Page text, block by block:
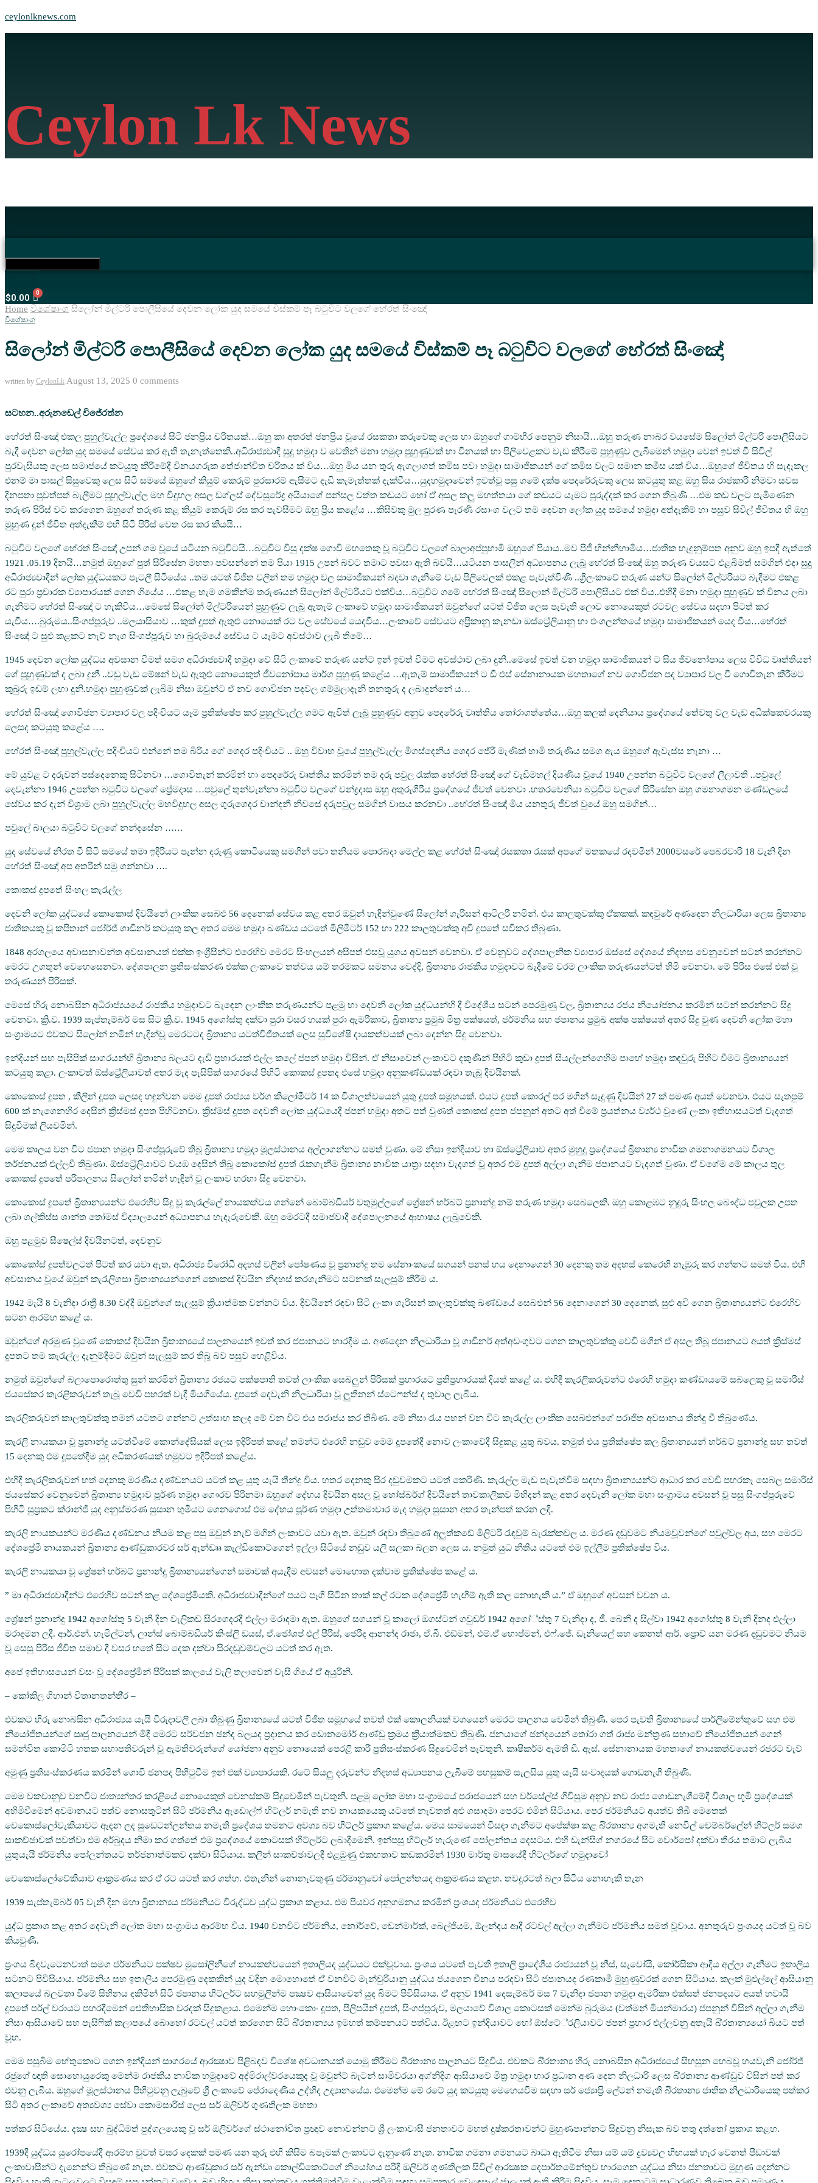
ceylonlknews.com
Ceylon Lk News
$0.00
Home විශේෂාංග සිලෝන් මිල්ටරි පොලීසියේ දෙවන ලෝක යුද සමයේ විස්කම් පෑ බටුවිට වලගේ හේරත් සිංඤෝ
විශේෂාංග
සිලෝන් මිල්ටරි පොලීසියේ දෙවන ලෝක යුද සමයේ විස්කම් පෑ බටුවිට වලගේ හේරත් සිංඤෝ
written by CeylonLk August 13, 2025 0 comments
සටහන..අරුනඩෙල් විජේරත්න
හේරත් සිංඤෝ එකල පුහුල්වැල්ල ප්‍රදේශයේ සිටි ජනප්‍රිය චරිතයක්…ඔහු කා අතරත් ජනප්‍රිය වූයේ රසකතා කරුවෙකු ලෙස හා ඔහුගේ ගාම්භීර පෙනුම නිසායි…ඔහු තරුණ නාබර වයසේම සිලෝන් මිල්ටරි පොලීසියට
බැදී දෙවන ලෝක යුද සමයේ සේවය කර ඇති තැනැත්තෙකි..අධිරාජ්‍යවාදී සුදු හමුදා ව වෙතින් මනා හමුදා පුහුණුවක් හා විනයක් හා පිලිවෙළකට වැඩ කිරීමේ පුහුණුව ලැබීමෙන් හමුදා වෙන් ඉවත් වී සිවිල්
පුරවැසියකු ලෙස සමාජයේ කටයුතු කිරීමේදී විනයගරුක තේජාන්විත චරිතය ක් විය…ඔහු මිය යන තුරු ඇගලාගත් කමිස පවා හමුදා සාමාජිකයන් ගේ කමිස වලට සමාන කමීස යක් විය…ඔහුගේ ජීවිතය හි සැදෑකල
එනම් මා පාසල් සිසුවෙකු ලෙස සිටි සමයේ ඔහුගේ කියුම් කෙරුම් පුරසාරම් ඇසීමට දැඩි කැමැත්තක් දැක්වීය…යුදහමුදාවෙන් ඉවත්වූ පසු ගමේ දක්ෂ පෙදරේරුවකු ලෙස කටයුතු කළ ඔහු සිය රාජකාරි නිමවා සවස
දිනපතා පුවත්පත් බැලීමට පුහුල්වැල්ල මහ විදුහල අසල ඩග්ලස් දේවසුරේද්‍ර අයියාගේ පන්සල වත්ත කඩයට හෝ ඒ අසල කලු මහත්තයා ගේ කඩයට යෑමට පුරුද්දක් කර ගෙන තිබුණි …එම කඩ වලට පැමිණෙන
තරුණ පිරිස් වට කරගෙන ඔහුගේ තරුණ කළ කියුම් කෙරුම් රස කර පැවසීමට ඔහු ප්‍රිය කළේය …කිසිවකු මුල පුරණ පැරණි රසාංග වලට තම දෙවන ලෝක යුද සමයේ හමුදා අත්දැකීම් හා පසුව සිවිල් ජීවිතය හි ඔහු
මුහුණ දුන් ජීවිත අත්දැකීම් එහි සිටි පිරිස් වෙත රස කර කියයි…
බටුවිට වලගේ හේරත් සිංඤෝ උපන් ගම වූයේ යටියන බටුවිටයි…බටුවිට විසු දක්ෂ ගොවි මහතෙකු වූ බටුවිට වලගේ බාලාඅප්පුහාමි ඔහුගේ පියාය..මව පීජී හින්නීහාමිය…ජාතික හැදුනුම්පත අනුව ඔහු ඉපදී ඇත්තේ
1921 .05.19 දිනයි…නමුත් ඔහුගේ පුත් සිරිසේන මහතා පවසන්නේ තම පියා 1915 උපන් බවට තමාට පවසා ඇති බවයි…යටියන පාසලින් අධ්‍යාපනය ලැබූ හේරත් සිංඤෝ ඔහු තරුණ වයසට එළබීමත් සමගින් එදා සුදු
අධිරාජ්‍යවාදීන් ලෝක යුද්ධයකට පැටලී සිටියේය ..තම යටත් විජිත වලින් තම හමුදා වල සාමාජිකයන් බදවා ගැනීමේ වැඩ පිලිවෙලක් එකළ පැවැත්විණි ..ශ්‍රීලංකාවේ තරුණ යන්ට සිලෝන් මිල්ටරියට බැදීමට එකළ
රට පුරා ප්‍රචාරක ව්‍යාපාරයක් ගෙන ගියේය …එකළ හැම ගමකින්ම තරුණයන් සිලෝන් මිල්ටරියට එක්විය…බටුවිට ගමේ හේරත් සිංඤෝ සිලොන් මිල්ටරි පොලීසියට එක් විය..එහිදී මනා හමුදා පුහුණුව ක් විනය ලබා
ගැනීමට හේරත් සිංඤෝ ට හැකිවිය…මෙසේ සිලෝන් මිල්ටරියෙන් පුහුණුව ලැබූ ඇතැම් ලංකාවේ හමුදා සාමාජිකයන් ඔවුන්ගේ යටත් විජිත ලෙස පැවැති ලොව නොයෙකුත් රටවල සේවය සදහා පිටත් කර
යැවීය….බුරුමය..සිංගප්පූරුව ..මලයාසියාව …කුක් දූපත් ඇතුළු නොයෙක් රට වල සේවයේ යෙදවීය…ලංකාවේ සේවයට අප්‍රිකානු කැනඩා ඔස්ට්‍රේලියානු හා එංගලන්තයේ හමුදා සාමාජිකයන් යෙද වීය…හේරත්
සිංඤෝ ට සුළු කළකට නැව් නැග සිංගප්පූරුව හා බුරුමයේ සේවය ට යෑමට අවස්ථාව ලැබී තිමේ…
1945 දෙවන ලෝක යුද්ධය අවසාන වීමත් සමග අධිරාජ්‍යවාදී හමුදා වේ සිටි ලංකාවේ තරුණ යන්ට ඉන් ඉවත් වීමට අවස්ථාව ලබා දුනී..මෙසේ ඉවත් වන හමුදා සාමාජිකයන් ට සිය ජීවනෝපාය ලෙස විවිධ වෘත්තීයන්
ගේ පුහුණුවක් ද ලබා දුනී ..වඩු වැඩ මේෂන් වැඩ ඇතුළු නොයෙකුත් ජීවනෝපාය මාර්ග පුහුණු කළේය …ඇතැම් සාමාජිකයන් ට ඩී එස් සේනානායක මහතාගේ නව ගොවිජන පද ව්‍යාපාර වල වී ගොවිතැන කීරීමට
කුබුරු ඉඩම් ලභා දුනි.හමුදා පුහුණුවක් ලැබීම නිසා ඔවුන්ට ඒ නව ගොවිජන පදවල ගම්මුලාදෑනි තනතුරු ද ලබාදුන්නේ ය…
හේරත් සිංඤෝ ගොවිජන ව්‍යාපාර වල පදිංචියට යෑම ප්‍රතික්ෂේප කර පුහුල්වැල්ල ගමට ඇවිත් ලෑබූ පුහුණුව අනුව පෙදරේරු වෘත්තිය තෝරාගත්තේය…ඔහු කලක් දෙනියාය ප්‍රදේශයේ තේවතු වල වැඩ අධීක්ෂකවරයකු
ලෙසද කටයුතු කළේය ….
හේරත් සිංඤෝ පුහුල්වැල්ල පදිංචියට එන්නේ තම බිරිය ගේ ගෙදර පදිංචියට .. ඔහු විවාහ වූයේ පුහුල්වැල්ල මීගස්දෙනිය ගෙදර ජේරී මැණික් හාමි තරුණිය සමග ඇය ඔහුගේ ඇවැස්ස නෑනා …
මේ යුවළ ට දරුවන් පස්දෙනෙකු සිටිනවා …ගොවිතැන් කරමින් හා පෙදරේරු වෘත්තීය කරමින් තම දරු පවුල රැක්ක හේරත් සිංඤෝ ගේ වැඩිමහල් දියණිය වූයේ 1940 උපන්න බටුවිට වලගේ ලීලාවතී ..පවුලේ
දෙවැන්නා 1946 උපන්න බටුවිට වලගේ ප්‍රේමදාස …පවුලේ තුන්වැන්නා බටුවිට වලගේ චන්ද්‍රදාස ඔහු අතුරුගිරිය ප්‍රදේශයේ ජීවත් වෙනවා .හතරවෙනියා බටුවිට වලගේ සිරිසේන ඔහු ගමනාගමන මණ්ඩලයේ
සේවය කර දැන් විශ්‍රාම ලබා පුහුල්වැල්ල මහවිදුහල අසල ගුරුගෙදර චාන්දනී නිවසේ දරුපවුල සමගින් වාසය කරනවා ..හේරත් සිංඤෝ මිය යනතුරු ජීවත් වුයේ ඔහු සමගින්…
පවුලේ බාලයා බටුවිට වලගේ නන්දසේන ……
යුද සේවයේ නිරත වී සිටි සමයේ තමා ඉදිරියට පැන්න දරුණු කොටියෙකු සමගින් පවා තනියම පොරබදා මෙල්ල කළ හේරත් සිංඤෝ රසකතා රැසක් අපගේ මතකයේ රදවමින් 2000වසරේ පෙබරවාරි 18 වැනි දින
හේරත් සිංඤෝ අප අතරින් සමු ගන්නවා ….
කොකස් දූපතේ සිංහල කැරැල්ල
දෙවනි ලෝක යුද්ධයේ කොකොස් දිවයිනේ ලාංකික සෙබළු 56 දෙනෙක් සේවය කළ අතර ඔවුන් හැඳින්වුණේ සිලෝන් ගැරිසන් ආටිලරි නමින්. එය කාලතුවක්කු ඒකකක්. කඳවුරේ අණදෙන නිලධාරියා ලෙස බ්‍රිතාන්‍ය
ජාතිකයකු වූ කපිතාන් ජෝර්ජ් ගාඩිනර් කටයුතු කල අතර මෙම හමුද‌ා ඛණ්ඩය යටතේ මිලිමීටර් 152 හා 222 කාලතුවක්කු අවි දූපතේ සවිකර තිබුණා.
1848 අරගලයෙ අවාසනාවන්ත අවසානයත් එක්ක ඉංග්‍රීසීන්ට එරෙහිව මෙරට සිංහලයන් අසිපත් එසවූ යුගය අවසන් වෙනවා. ඒ වෙනුවට දේශපාලනික ව්‍යාපාර ඔස්සේ දේශයේ නිදහස වෙනුවෙන් සටන් කරන්නට
මෙරට උගතුන් වෙහෙසෙනවා. දේශපාලන ප්‍රතිසංස්කරණ එක්ක ලංකාවෙ තත්වය යම් තරමකට සමනය වෙද්දි, බ්‍රිතාන්‍ය රාජකීය හමුදාවට බැදීමේ වරම ලාංකික තරුණයන්ටත් හිමි වෙනවා. මේ පිරිස එසේ එක් වූ
තරුණයන් පිරිසක්.
මෙසේ හිරු නොබසින අධිරාජ්‍යයයේ රාජකීය හමුදාවට බැඳෙන ලාංකික තරුණයන්ට පළමු හා දෙවනි ලෝක යුද්ධයන්හි දී විදේශීය සටන් පෙරමුණු වල, බ්‍රිතාන්‍යය රජය නියෝජනය කරමින් සටන් කරන්නට සිදු
වෙනවා. ක්‍රි.ව. 1939 සැප්තැම්බර් මස සිට ක්‍රි.ව. 1945 අගෝස්තු දක්වා පුරා වසර හයක් පුරා ඇමරිකාව, බ්‍රිතාන්‍ය ප්‍රමුඛ මිත්‍ර පක්ෂයත්, ජර්මනිය සහ ජපානය ප්‍රමුඛ අක්ෂ පක්ෂයත් අතර සිදු වුණ දෙවනි ලෝක මහා
සංග්‍රාමයට එවකට සිලෝන් නමින් හැදින්වූ මෙරටටද බ්‍රිතාන්‍ය යටත්විජිතයක් ලෙස සුවිශේෂී දායකත්වයක් ලබා දෙන්න සිදු වෙනවා.
ඉන්දියන් සහ පැසිපික් සාගරයන්හි බ්‍රිතාන්‍ය බලයට දැඩි ප්‍රහාරයක් එල්ල කලේ ජපන් හමුදා විසින්. ඒ නිසාවෙන් ලංකාවට දකුණින් පිහිටි කුඩා දූපත් සියල්ලන්ගෙහිම පාහේ හමුදා කඳවුරු පිහිට වීමට බ්‍රිතාන්‍යයන්
කටයුතු කළා. ලංකාවත් ඕස්ට්‍රේලියාවත් අතර මැද පැසිපික් සාගරයේ පිහිටි කොකස් දූපතද එසේ හමුදා අනුකණ්ඩයක් රඳවා තැබූ දිවයිනක්.
කොකොස් දූපත , කීලින් දූපත ලෙසද හඳුන්වන මෙම දූපත් රාජ්‍යය වර්ග කිලෝමීටර් 14 ක විශාලත්වයෙන් යුතු දූපත් සමූහයක්. එයට දූපත් කොරල් පර මගින් සෑදුණු දිවයින් 27 ක් පමණ අයත් වෙනවා. එයට සැතපුම්
600 ක් නැගෙනහිර දෙසින් ක්‍රිස්මස් දූපත පිහිටනවා. ක්‍රිස්මස් දූපත දෙවනි ලෝක යුද්ධයෙදී ජපන් හමුදා අතට පත් වුණත් කොකස් දූපත ජපනුන් අතට අත් වීමේ ප්‍රයත්නය ව්‍යර්ථ වුණේ ලංකා ඉතිහාසයටත් වැදගත්
සිදුවීමක් ලියවමින්.
මෙම කාලය වන විට ජපාන හමුද‌ා සිංගප්පූරුවේ තිබූ බ්‍රිතාන්‍ය හමුදා මූලස්ථානය අල්ලාගන්නට සමත් වුණා. මේ නිසා ඉන්දියාව හා ඕස්ට්‍රේලියාව අතර මුහුදු ප්‍රදේශයේ බ්‍රිතාන්‍ය නාවික ගමනාගමනයට විශාල
තර්ජනයක් එල්ලවී තිබුණා. ඕස්ට්‍රේලියාවට වයඹ දෙසින් තිබූ කොකෝස් දූපත් රැකගැනීම බ්‍රිතාන්‍ය නාවික යාත්‍රා සඳහා වැදගත් වූ අතර එම දුපත් අල්ලා ගැනීම ජපානයට වැදගත් වුණා. ඒ වගේම මේ කාලය තුල
කොකස් දූපතේ පරිපාලනය සිලෝන් නමින් හැඳින් වූ ලංකාව හරහා සිදු වෙනවා.
කොකොස් දූපතේ බ්‍රිතාන්‍යයන්ට එරෙහිව සිදු වූ කැරැල්ලේ නායකත්වය ගන්නේ බොම්බඩියර් වතුමුල්ලගේ ග්‍රේෂන් හර්බට් ප්‍රනාන්දු නම් තරුණ හමුදා සෙබලෙකි. ඔහු කොළඹට නුදුරු සිංහල බෞද්ධ පවුලක උපත
ලබා ගල්කිස්ස ශාන්ත තෝමස් විද්‍යාලයෙන් අධ්‍යාපනය හැදෑරුවෙකි. ඔහු මෙරටදී සමාජවාදී දේශපාලනයේ ආභාෂය ලැබූවෙකි.
ඔහු පළමුව සීෂෙල්ස් දිවයිනටත්, දෙවනුව
කොකෝස් දූපත්වලටත් පිටත් කර යවා ඇත. අධිරාජ්‍ය විරෝධී අදහස් වලින් පෝෂණය වූ ප්‍රනාන්දු තම සේනාංකයේ සගයන් පනස් හය දෙනාගෙන් 30 දෙනකු තම අදහස් කෙරෙහි නැඹුරු කර ගන්නට සමත් විය. එහි
අවසානය වූයේ ඔවුන් කැරැලිගසා බ්‍රිතාන්‍යයන්ගෙන් කොකස් දිවයින නිදහස් කරගැනීමට සටනක් සැලසුම් කිරීම ය.
1942 මැයි 8 වැනිද‌ා රාත්‍රී 8.30 වද්දී ඔවුන්ගේ සැලසුම් ක්‍රියාත්මක වන්නට විය. දිවයිනේ රඳවා සිටි ලංකා ගැරිසන් කාලතුවක්කු ඛණ්ඩයේ සෙබළුන් 56 දෙනාගෙන් 30 දෙනෙක්, සුළු අවි ගෙන බ්‍රිතාන්‍යයන්ට එරෙහිව
සටන ආරම්භ කළේ ය.
ඔවුන්ගේ අරමුණ වුණේ කොකස් දිවයින බ්‍රිතාන්‍යයේ පාලනයෙන් ඉවත් කර ජපානයට භාරදීම ය. අණදෙන නිලධාරියා වූ ගාඩිනර් අත්අඩංගුවට ගෙන කාලතුවක්කු වෙඩි මගින් ඒ අසල තිබූ ජපානයට අයත් ක්‍රිස්මස්
දූපතට තම කැරැල්ල දැනුම්දීමට ඔවුන් සැලසුම් කර තිබූ බව පසුව හෙළිවිය.
නමුත් ඔවුන්ගේ බලාපොරොත්තු සුන් කරමින් බ්‍රිතාන්‍ය රජයට පක්ෂපාති තවත් ලාංකික සෙබලුන් පිරිසක් ප්‍රහාරයට ප්‍රතිප්‍රහාරයක් දියත් කළේ ය. එහිදී කැරලිකරුවන්ට එරෙහි හමුදා කණ්ඩායමේ සබලෙකු වූ සමාරිස්
ජයසේකර කැරළිකරුවන් තැබූ වෙඩි පහරක් වැදී මියගියේය. දූපතේ දෙවැනි නිලධාරියා වූ ලුතිනන් ස්ටෙෆන්ස් ද තුවාල ලැබීය.
කැරලිකරුවන් කාලතුවක්කු තමන් යටතට ගන්නට උත්සාහ කලද මේ වන විට එය පරාජය කර තිබිණ. මේ නිසා රැය පහන් වන විට කැරැල්ල ලාංකික සෙබළුන්ගේ පරාජිත අවසානය තීන්දු වී තිබුණේය.
කැරලි නායකයා වූ ප්‍රනාන්දු යටත්වීමේ කොන්දේසියක් ලෙස ඉදිරිපත් කළේ තමන්ට එරෙහි නඩුව මෙම දූපතේදී නොව ලංකාවේදී සිදුකළ යුතු බවය. නමුත් එය ප්‍රතික්ෂේප කල බ්‍රිතාන්‍යයන් හර්බට් ප්‍රනාන්දු සහ තවත්
15 දෙනකු එම දූපතේදීම යුද අධිකරණයක් හමුවට ඉදිරිපත් කළේය.
එහිදී කැරලිකරුවන් හත් දෙනකු මරණීය දණ්ඩනයට යටත් කළ යුතු යැයි තීන්දු විය. හතර දෙනකු සිර දඬුවමකට යටත් කෙරිණි. කැරැල්ල මැඩ පැවැත්වීම සඳහා බ්‍රිතාන්‍යයන්ට ආධාර කර වෙඩි පහරකෑ සෙබල සමාරිස්
ජයසේකර වෙනුවෙන් බ්‍රිතාන්‍ය හමුදාව පූර්ණ හමුදා ගෞරව පිරිනමා ඔහුගේ දේහය දිවයින අසල වූ හෝස්බර්ග් දිවයිනේ තාවකාලිකව මිහිදන් කළ අතර දෙවැනි ලෝක මහා සංග්‍රාමය අවසන් වූ පසු සිංගප්පූරුවේ
පිහිටි සුප්‍රකට ක්රාන්ජි යුද අනුස්මරණ සුසාන භුමියට ගෙනගොස් එම දේහය පූර්ණ හමුදා උත්තමාචාර මැද හමුදා සුසාන අතර තැන්පත් කරන ලදි.
කැරලි නායකයන්ට මරණීය දණ්ඩනය නියම කළ පසු ඔවුන් නැව් මගින් ලංකාවට යවා ඇත. ඔවුන් රඳවා තිබුණේ අලුත්කඩේ මිලිටරි රැඳවුම් බැරැක්කවල ය. මරණ දඬුවමට නියමවූවන්ගේ පවුල්වල අය, සහ මෙරට
දේශප්‍රේමී නායකයන් බ්‍රිතාන්‍ය ආණ්ඩුකාරවර සර් ඇන්ඩෲ කැල්ඩිකොට්ගෙන් ඉල්ලා සිටියේ නඩුව යලි සලකා බලන ලෙස ය. නමුත් යුධ නීතිය යටතේ එම ඉල්ලීම ප්‍රතික්ෂේප විය.
කැරලි නායකයා වූ ග්‍රේෂන් හර්බට් ප්‍රනාන්දු බ්‍රිතාන්‍යයන්ගෙන් සමාවක් අයැදීම අවසන් මොහොත දක්වාම ප්‍රතික්ෂේප කළේ ය.
” මා අධිරාජ්‍යවාදීන්ට එරෙහිව සටන් කළ දේශප්‍රේමියකි. අධිරාජ්‍යවාදීන්ගේ පයට පෑගී සිටින තාක් කල් රටක දේශප්‍රේමී හැඟීම් ඇති කල නොහැකි ය.” ඒ ඔහුගේ අවසන් වචන ය.
ග්‍රේෂන් ප්‍රනාන්දු 1942 අගෝස්තු 5 වැනි දින වැලිකඩ සිරගෙදරදී එල්ලා මරාදමා ඇත. ඔහුගේ සගයන් වූ කාලෝ ඔගස්ටන් ගවුඩර් 1942 අගෝ්ස්තු 7 වැනිදා ද, ජී. බෙනී ද සිල්වා 1942 අගෝස්තු 8 වැනි දිනද එල්ලා
මරාදමන ලදී. ආර්.එන්. හැමිල්ටන්, ලාන්ස් බොම්බඩියර් කිංස්ලි ඩයස්, ඒ.ජෝශප් එල් පීරිස්, ජෙරීද ආනන්ද රාජා, ඒ.බී. එඩ්මන්, එම්.ඒ හොප්මන්, එෆ්.ජේ. ඩැනියෙල් සහ කෙනත් ආර්. ප්‍රොව් යන මරණ දඬුවමට නියම
වූ සෙසු පිරිස ජීවිත සමාව දී වසර හතේ සිට දෙක දක්වා සිරදඬුවම්වලට යටත් කර ඇත.
අපේ ඉතිහාසයෙන් වසං වූ දේශප්‍රේමීන් පිරිසක් කාලයේ වැලි තලාවෙන් වැසී ගියේ ඒ අයුරිනි.
– කෝකිල ගිහාන් විතානතන්තී‍්‍ර –
එවකට හිරු නොබසින අධිරාජ්‍යය යැයි විරුදාවලි ලබා තිබුණු බ්‍රිතාන්‍යයේ යටත් විජිත සමූහයේ තවත් එක් කොලනියක් වශයෙන් මෙරට පාලනය වෙමින් තිබුණි. පෙර පැවති බ්‍රිතාන්‍යයේ පාර්ලිමේන්තුවේ සහ එම
නියෝජිතයන්ගේ ඍජු පාලනයෙන් මිදී මෙරට සර්වජන ඡන්ද බලයද ප්‍රදානය කර ඩොනමෝර් ආණ්ඩු ක්‍රමය ක්‍රියාත්මකව තිබුණි. ජනයාගේ ඡන්දයෙන් තෝරා ගත් රාජ්‍ය මන්ත්‍රණ සභාවේ නියෝජිතයන් ගෙන්
සමන්විත කොමිටි හතක සභාපතිවරුන් වූ ඇමතිවරුන්ගේ යෝජනා අනුව නොයෙක් පෙරළි කාරී ප්‍රතිසංස්කරණ සිදුවෙමින් පැවතුනි. කෘෂිකර්ම ඇමති ඩී. ඇස්. සේනානායක මහතාගේ නායකත්වයෙන් රජරට වැව්
අමුණු ප්‍රතිසංස්කරණය කරමින් ගොවි ජනපද පිහිටුවීම ඉන් එක් ව්‍යාපාරයකි. රටේ සියලු දරුවන්ට නිදහස් අධ්‍යාපනය ලැබීමේ පහසුකම් සැලසිය යුතු යැයි සංවාදයක් ගොඩනැගී තිබුණි.
මෙම වකවානුව වනවිට ජාත්‍යන්තර කරළියේ නොයෙකුත් වෙනස්කම් සිදුවෙමින් පැවතුනි. පළමු ලෝක මහා සංග්‍රාමයේ පරාජයෙන් සහ වර්සේල්ස් ගිවිසුම අනුව නව රාජ්‍ය ගොඩනැගීමේදී විශාල භූමි ප්‍රදේශයක්
අහිමිවීමෙන් අවමානයට පත්ව නොසතුටින් සිටි ජර්මනිය ඇඩොල්ෆ් හිට්ලර් නමැති නව නායකයෙකු යටතේ නැවතත් අළු ගසාදමා පෙරට එමින් සිටියාය. පෙර ජර්මනියට අයත්ව තිබී මෙතෙක්
චෙකොස්ලෝවැකියාවට ඈඳන ලද සුඩෙටන්ලන්තය නමැති ප්‍රදේශය තමනට අවශ්‍ය බව හිට්ලර් ප්‍රකාශ කළේය. මෙය සාමයෙන් විසඳා ගැනීමට අපේක්ෂා කළ බි්‍රතාන්‍ය අගමැති නෙවිල් චෙම්බර්ලේන් හිට්ලර් සමග
සාකච්ඡාවක් පවත්වා එම අර්බුදය නිමා කර ගත්තේ එම ප්‍රදේශයේ කොටසක් හිට්ලර්ට ලබාදීමෙනි. ඉන්පසු හිට්ලර් හැරුණේ පෝලන්තය දෙසටය. එහි ඩැන්සිග් නගරයේ සිට වොර්පෝ දක්වා තීරය තමාට ලැබිය
යුතුයැයි ජර්මනිය පෝලන්තයට තර්ජනාත්මකව දක්වා සිටියාය. කලින් සාකච්ඡාවලදී එළඹුණු එකඟතාව කඩකරමින් 1930 මාර්තු මාසයේදී හිට්ලර්ගේ හමුදාවෝ
චෙකොස්ලෝවේකියාව ආක්‍රමණය කර ඒ රට යටත් කර ගත්හ. එතැනින් නොනැවතුණු ජර්මානුවෝ පෝලන්තයද ආක්‍රමණය කළහ. තවදුරටත් බලා සිටිය නොහැකි තැන
1939 සැප්තැම්බර් 05 වැනි දින මහා බ්‍රිතාන්‍යය ජර්මනියට විරුද්ධව යුද්ධ ප්‍රකාශ කළාය. එම පියවර අනුගමනය කරමින් ප්‍රංශයද ජර්මනියට එරෙහිව
යුද්ධ ප්‍රකාශ කළ අතර දෙවැනි ලෝක මහා සංග්‍රාමය ආරම්භ විය. 1940 වනවිට ජර්මනිය, නෝර්වේ, ඩෙන්මාර්ක්, බෙල්ජියම, ඕලන්දය ආදී රටවල් අල්ලා ගැනීමට ජර්මනිය සමත් වූවාය. අනතුරුව ප්‍රංශයද යටත් වූ බව
කියවුණි.
ප්‍රංශය බිඳවැටෙනවාත් සමග ජර්මනියට පක්ෂව මුසෝලිනීගේ නායකත්වයෙන් ඉතාලියද යුද්ධයට එක්වූවාය. ප්‍රංශය යටතේ පැවති ඉතාලි ප්‍රාදේශීය රාජ්‍යයන් වූ නීස්, සැවෝයි, කෝර්සිකා ආදිය අල්ලා ගැනීමට ඉතාලිය
සටනට පිවිසියාය. ජර්මනිය සහ ඉතාලිය පෙරමුණු දෙකකින් යුද වදින මොහොතේ ඒ වනවිට මැන්චුරියානු යුද්ධය ජයගෙන චීනය පරදවා සිටි ජපානයද රණකාමී මුහුණුවරක් ගෙන සිටියාය. කලක් මුළුල්ලේ ආසියානු
කලාපයේ බලවතා වීමේ සිහිනය දකිමින් සිටි ජපානය හිට්ලර්ට සහමුලින්ම පක්‍ෂව ආසියාවෙන් යුද බිමට පිවිසියාය. ඒ අනුව 1941 දෙසැම්බර් මස 7 වැනිදා ජපාන හමුදා ඇමරිකා එක්සත් ජනපදයට අයත් හවායි
දූපතේ පර්ල් වරායට පහරදීමෙන් ඓතිහාසික වරදක් සිදුකළාය. එමෙන්ම හොංකොං දූපත, පිලිපයින් දූපත්, සිංගප්පූරුව, මලයාවේ විශාල කොටසක් මෙන්ම බුරුමය (වත්මන් මියන්මාරය) ජපනුන් විසින් අල්ලා ගැනීම
නිසා ආසියාවේ සහ පැසිෆික් කලාපයේ බොහෝ රටවල් යටත් කරගෙන සිටි බි්‍රතාන්‍යය ඉමහත් කම්පනයට පත්විය. ඊළඟට ඉන්දියාවට හෝ ඕස්ටේ්‍රලියාවට ජපන් ප්‍රහාර එල්ලවනු අතැයි බි්‍රතාන්‍යයෝ බියට පත්
වූහ.
මෙම පසුබිම හේතුකොට ගෙන ඉන්දියන් සාගරයේ ආරක්‍ෂාව පිළිබඳව විශේෂ අවධානයක් යොමු කිරීමට බි්‍රතාන්‍ය පාලනයට සිදුවිය. එවකට බි්‍රතාන්‍ය හිරු නොබසින අධිරාජ්‍යයේ සිහසුන හෙබවූ හයවැනි ජෝර්ජ්
රජුගේ ඥාති සොහොයුරෙකු මෙන්ම රාජකීය නාවික හමුදාවේ අද්මිරාල්වරයෙකුද වූ මවුන්ට් බැටන් සාමිවරයා අග්නිදිග ආසියාවේ මිත්‍ර හමුදා භාර ප්‍රධාන අණ දෙන නිලධාරි ලෙස බි්‍රතාන්‍ය ආණ්ඩුව විසින් පත් කර
එවනු ලැබීය. ඔහුගේ මූලස්ථානය පිහිටුවනු ලැබුවේ ශ්‍රී ලංකාවේ පේරාදෙණිය උද්භිද උද්‍යානයේය. එමෙන්ම මේ රටේ යුද කටයුතු මෙහෙයවීම සඳහා සර් ජ්‍යොප්‍රි ලේටන් නමැති බි්‍රතාන්‍ය ජාතික නිලධාරියෙකු පත්කර
සිටි අතර ලංකාවේ අත්‍යවශ්‍ය සේවා කොමසාරිස් ලෙස සර් ඔලිවර් ගුණතිලක මහතා
පත්කර සිටියේය. දක්‍ෂ සහ බුද්ධිමත් පුද්ගලයෙකු වූ සර් ඔලිවර්ගේ ස්ථානෝචිත ප්‍රඥාව නොවන්නට ශ්‍රී ලංකාවාසී ජනතාවට මහත් දුෂ්කරතාවන්ට මුහුණපාන්නට සිදුවනු නිසැක බව තතු දත්තෝ ප්‍රකාශ කළහ.
1939දී යුද්ධය යුරෝපයේදී ආරම්භ වුවත් වසර දෙකක් පමණ යන තුරු එහි කිසිම බපෑමක් ලංකාවට දැනුණේ නැත. නාවික ගමනා ගමනයට බාධා ඇතිවීම නිසා යම් යම් ද්‍රව්‍යවල හිඟයක් හැර වෙනත් පීඩාවක්
ලංකාවාසීන්ට දැනෙන්ට තිබුණේ නැත. එවකට ආණ්ඩුකාර සර් ඇන්ඩෘ කොල්ඩිකොට්ගේ නියෝගය පරිදි ඔලිවර් ගුණතිලක සිවිල් ආරක්‍ෂක දෙපාර්තමේන්තුව භාරගෙන යුද්ධය නිසා ජනතාවට මුහුණ දෙන්නට